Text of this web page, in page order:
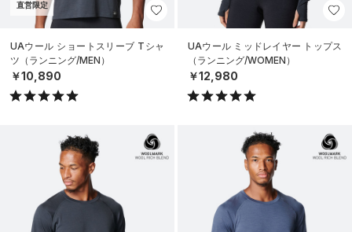
直営限定
UAウール ショートスリーブ Tシャ
ツ（ランニング/MEN）
￥10,890
UAウール ミッドレイヤー トップス
（ランニング/WOMEN）
￥12,980